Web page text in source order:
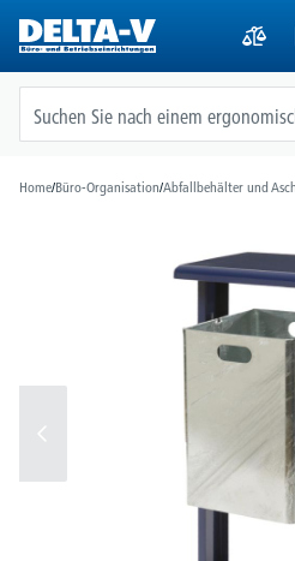
springen
Home/Büro-Organisation/Abfallbehälter und